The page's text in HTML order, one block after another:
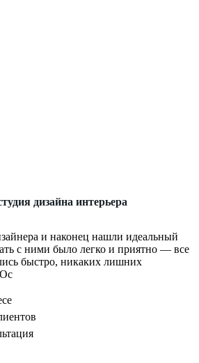
дизайна интерьера
и наконец нашли идеальный
с ними было легко и приятно — все
быстро, никаких лишних